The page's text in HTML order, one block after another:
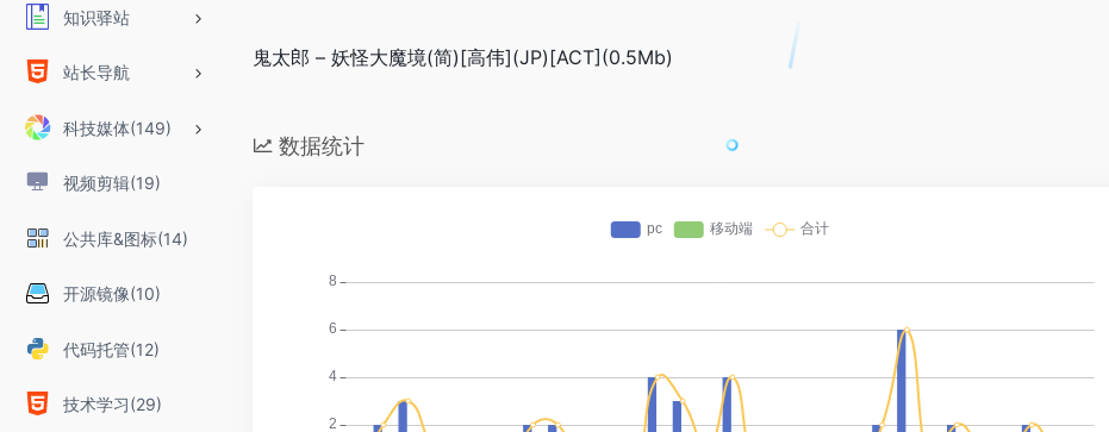
知识驿站
站长导航
科技媒体(149)
视频剪辑(19)
公共库&图标(14)
开源镜像(10)
代码托管(12)
技术学习(29)
鬼太郎 – 妖怪大魔境(简)[高伟](JP)[ACT](0.5Mb)
数据统计